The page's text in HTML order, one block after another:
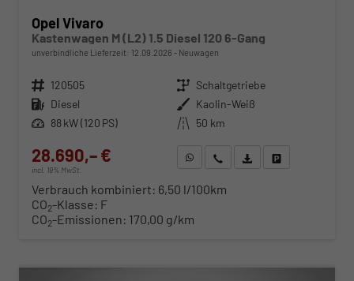
Opel Vivaro
Kastenwagen M (L2) 1.5 Diesel 120 6-Gang
unverbindliche Lieferzeit: 12.09.2026 Neuwagen
Fahrzeugnr. 120505 Getriebe Schaltgetriebe
Kraftstoff Diesel Außenfarbe Kaolin-Weiß
Leistung 88 kW (120 PS) Kilometerstand 50 km
28.690,– €
incl. 19% MwSt.
WhatsApp anfragen
Wir rufen Sie anFahrzeugexposé (PDF)
Verbrauch kombiniert: 6,50 l/100km
CO2-Klasse: F
CO2-Emissionen: 170,00 g/km